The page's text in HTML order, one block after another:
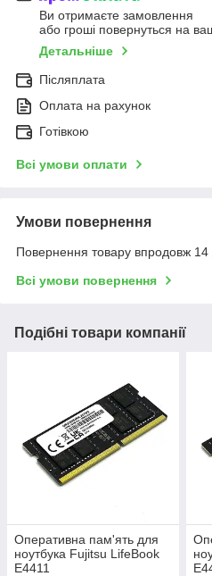
Ви отримаєте замовлення
або гроші повернуться на
Детальніше
Післяплата
Оплата на рахунок
Готівкою
Всі умови оплати
Умови повернення
Повернення товару впродовж 14
Всі умови повернення
Подібні товари компанії
Оперативна пам'ять для
ноутбука Fujitsu LifeBook
E4411